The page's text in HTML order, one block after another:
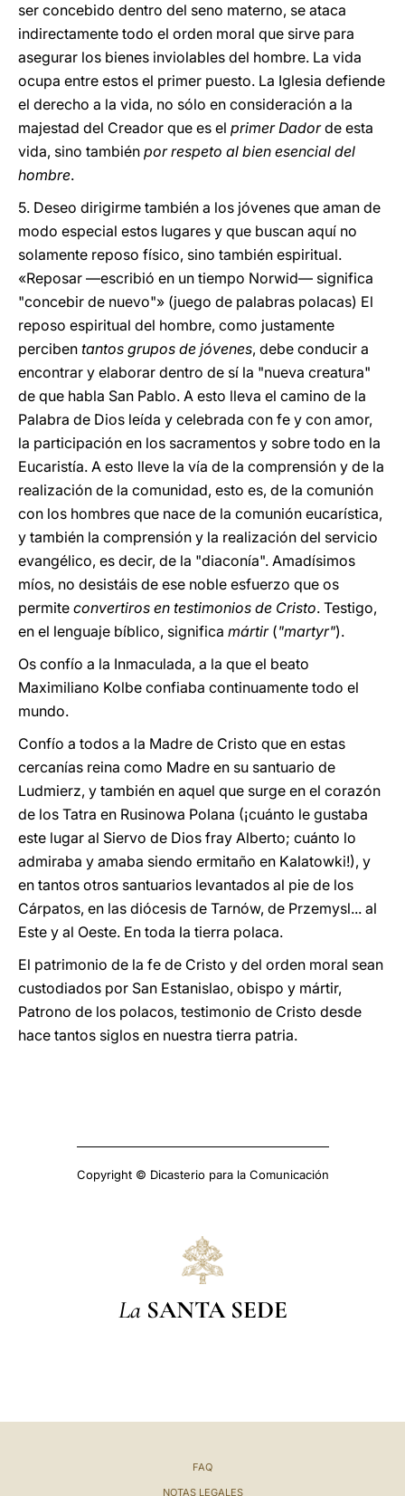
ser concebido dentro del seno materno, se ataca
indirectamente todo el orden moral que sirve para
asegurar los bienes inviolables del hombre. La vida
ocupa entre estos el primer puesto. La Iglesia defiende
el derecho a la vida, no sólo en consideración a la
majestad del Creador que es el primer Dadorde esta
vida, sino también por respeto al bien esencial del
hombre.
5. Deseo dirigirme también a los jóvenes que aman de
modo especial estos lugares y que buscan aquí no
solamente reposo físico, sino también espiritual.
«Reposar —escribió en un tiempo Norwid— significa
"concebir de nuevo"» (juego de palabras polacas) El
reposo espiritual del hombre, como justamente
perciben tantos grupos de jóvenes, debe conducir a
encontrar y elaborar dentro de sí la "nueva creatura"
de que habla San Pablo. A esto lleva el camino de la
Palabra de Dios leída y celebrada con fe y con amor,
la participación en los sacramentos y sobre todo en la
Eucaristía. A esto lleve la vía de la comprensión y de la
realización de la comunidad, esto es, de la comunión
con los hombres que nace de la comunión eucarística,
y también la comprensión y la realización del servicio
evangélico, es decir, de la "diaconía". Amadísimos
míos, no desistáis de ese noble esfuerzo que os
permite convertiros en testimonios de Cristo. Testigo,
en el lenguaje bíblico, significa mártir("martyr").
Os confío a la Inmaculada, a la que el beato
Maximiliano Kolbe confiaba continuamente todo el
mundo.
Confío a todos a la Madre de Cristo que en estas
cercanías reina como Madre en su santuario de
Ludmierz, y también en aquel que surge en el corazón
de los Tatra en Rusinowa Polana (¡cuánto le gustaba
este lugar al Siervo de Dios fray Alberto; cuánto lo
admiraba y amaba siendo ermitaño en Kalatowki!), y
en tantos otros santuarios levantados al pie de los
Cárpatos, en las diócesis de Tarnów, de Przemysl... al
Este y al Oeste. En toda la tierra polaca.
El patrimonio de la fe de Cristo y del orden moral sean
custodiados por San Estanislao, obispo y mártir,
Patrono de los polacos, testimonio de Cristo desde
hace tantos siglos en nuestra tierra patria.
Copyright © Dicasterio para la Comunicación
La SANTA SEDE
FAQ
NOTAS LEGALES